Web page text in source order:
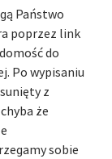
Państwo
poprzez link
do
Po wypisaniu
z
że
sobie